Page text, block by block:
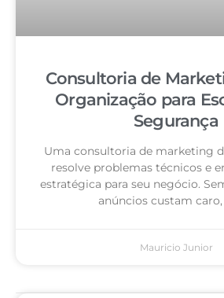
Consultoria de
Organização para
Segurança
Uma consultoria de marketing
resolve problemas técnicos e
estratégica para seu negócio.
anúncios custam
Mauricio Junior